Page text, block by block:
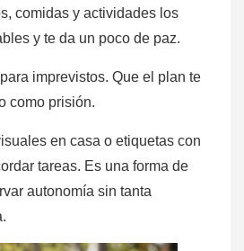
comidas y actividades los
y te da un poco de paz.
imprevistos. Que el plan te
como prisión.
en casa o etiquetas con
tareas. Es una forma de
autonomía sin tanta